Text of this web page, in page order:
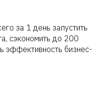
за 1 день запустить
сэкономить до 200
эффективность бизнес-